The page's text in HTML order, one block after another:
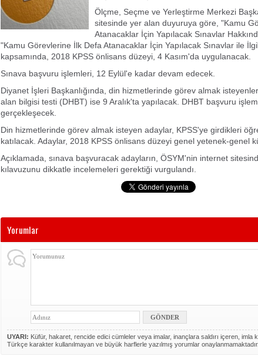
Ölçme, Seçme ve Yerleştirme Merkezi
sitesinde yer alan duyuruya göre, "Kamu
Atanacaklar İçin Yapılacak Sınavlar
"Kamu Görevlerine İlk Defa Atanacaklar İçin Yapılacak Sınavlar ile
kapsamında, 2018 KPSS önlisans düzeyi, 4 Kasım'da uygulanacak.
Sınava başvuru işlemleri, 12 Eylül'e kadar devam edecek.
Diyanet İşleri Başkanlığında, din hizmetlerinde görev almak
alan bilgisi testi (DHBT) ise 9 Aralık'ta yapılacak. DHBT başvuru
gerçekleşecek.
Din hizmetlerinde görev almak isteyen adaylar, KPSS'ye girdikleri
katılacak. Adaylar, 2018 KPSS önlisans düzeyi genel yetenek-genel
Açıklamada, sınava başvuracak adayların, ÖSYM'nin internet
kılavuzunu dikkatle incelemeleri gerektiği vurgulandı.
Yorumlar
UYARI: Küfür, hakaret, rencide edici cümleler veya imalar, inançlara saldırı içeren, imla
Türkçe karakter kullanılmayan ve büyük harflerle yazılmış yorumlar onaylanmamaktadır.